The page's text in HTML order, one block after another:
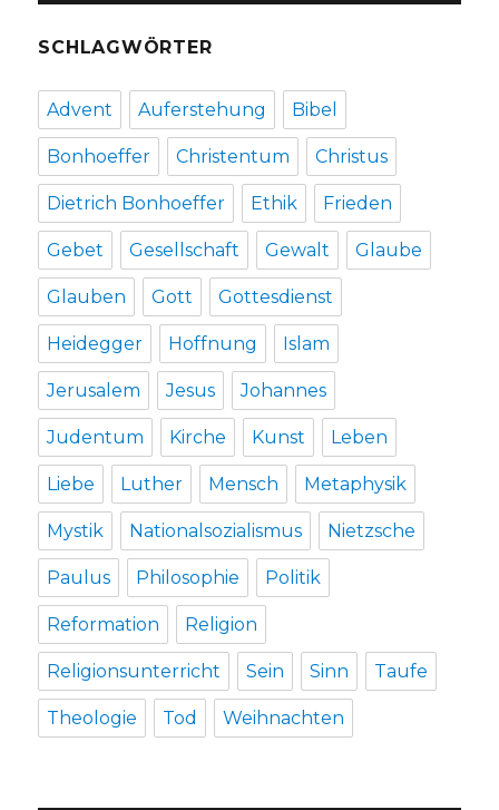
SCHLAGWÖRTER
Advent Auferstehung Bibel
Bonhoeffer Christentum Christus
Dietrich Bonhoeffer Ethik Frieden
Gebet Gesellschaft Gewalt Glaube
Glauben Gott Gottesdienst
Heidegger Hoffnung Islam
Jerusalem Jesus Johannes
Judentum Kirche Kunst Leben
Liebe Luther Mensch Metaphysik
Mystik Nationalsozialismus Nietzsche
Paulus Philosophie Politik
Reformation Religion
Religionsunterricht Sein Sinn Taufe
Theologie Tod Weihnachten